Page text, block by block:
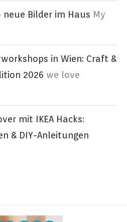
Bilder im Haus My
in Wien: Craft &
2026 we love
mit IKEA Hacks:
& DIY-Anleitungen